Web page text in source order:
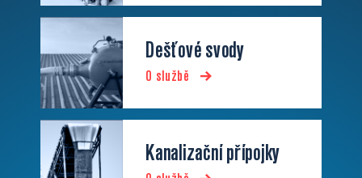
Dešťové svody
O službě
Kanalizační přípojky